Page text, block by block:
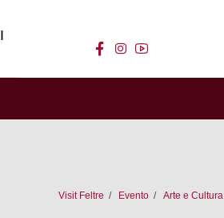
facebook
instagram
Visit Feltre Evento Arte e Cultura